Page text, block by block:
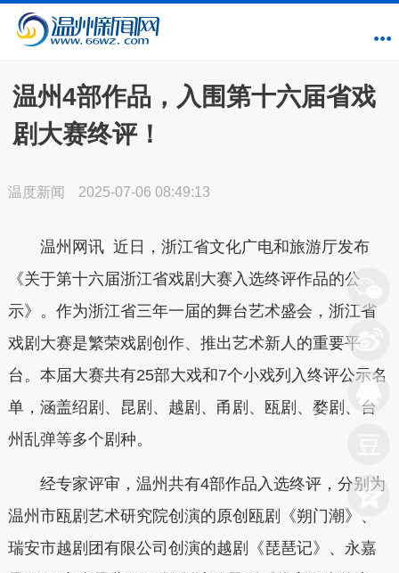
温州4部作品，入围第十六届省戏
剧大赛终评！
温度新闻 2025-07-06 08:49:13
温州网讯 近日，浙江省文化广电和旅游厅发布
《关于第十六届浙江省戏剧大赛入选终评作品的公
示》。 作为浙江省三年一届的舞台艺术盛会，浙江省
戏剧大赛是繁荣戏剧创作、推出艺术新人的重要平
台。本届大赛共有25部大戏和7个小戏列入终评公示名
单，涵盖绍剧、昆剧、越剧、甬剧、瓯剧、婺剧、台
州乱弹等多个剧种。
经专家评审，温州共有4部作品入选终评， 分别为
温州市瓯剧艺术研究院创演的原创瓯剧《朔门潮》、
瑞安市越剧团有限公司创演的越剧《琵琶记》、 永嘉